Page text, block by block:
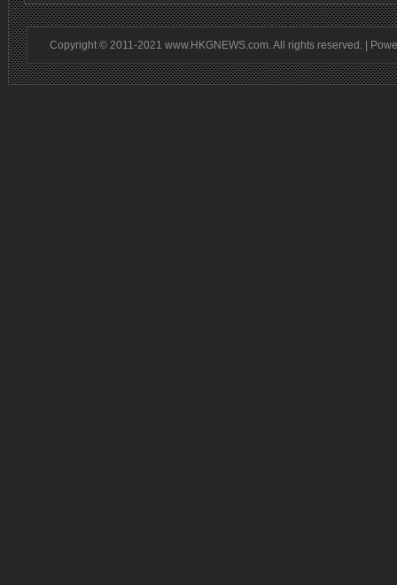
Copyright © 2011-2021 www.HKGNEWS.com. All rights reserved. |